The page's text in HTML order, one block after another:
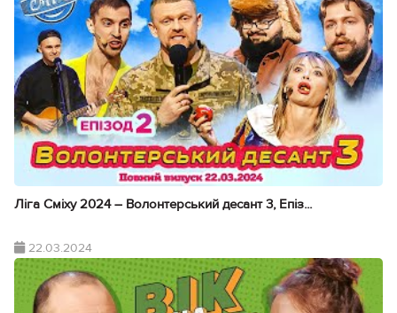
Ліга Сміху 2024 – Волонтерський десант 3, Епіз...
22.03.2024